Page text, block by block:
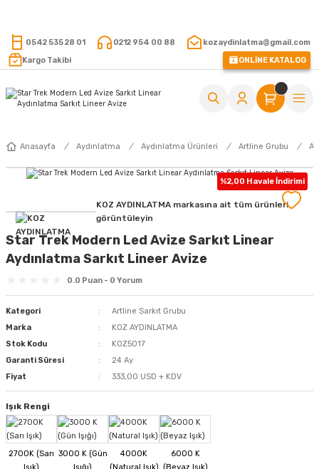
0542 535 28 01 0212 954 00 88
kozaydinlatma@gmail.com
Kargo Takibi
ONLİNE KATALOG
Anasayfa Aydınlatma Aydınlatma Ürünleri Artline Grubu
%2,00 Havale İndirimi
KOZ AYDINLATMA markasına ait tüm ürünleri
görüntüleyin
Star Trek Modern Led Avize Sarkıt Linear
Aydınlatma Sarkıt Lineer Avize
0.0 Puan - 0 Yorum
Kategori
Artline Sarkıt Grubu
Marka
KOZ AYDINLATMA
Stok Kodu
KOZ5017
Garanti Süresi
24 Ay
Fiyat
333,00 USD + KDV
Işık Rengi